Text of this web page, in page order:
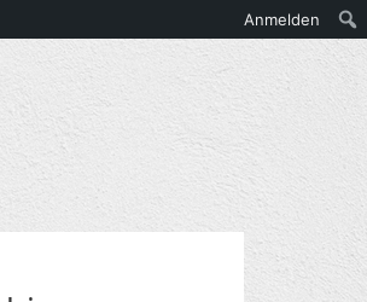
Anmelden